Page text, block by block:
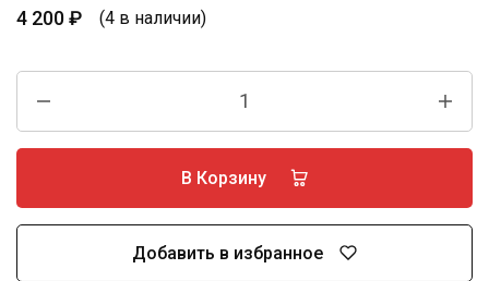
4 200₽ (4 в наличии)
В Корзину
Добавить в избранное